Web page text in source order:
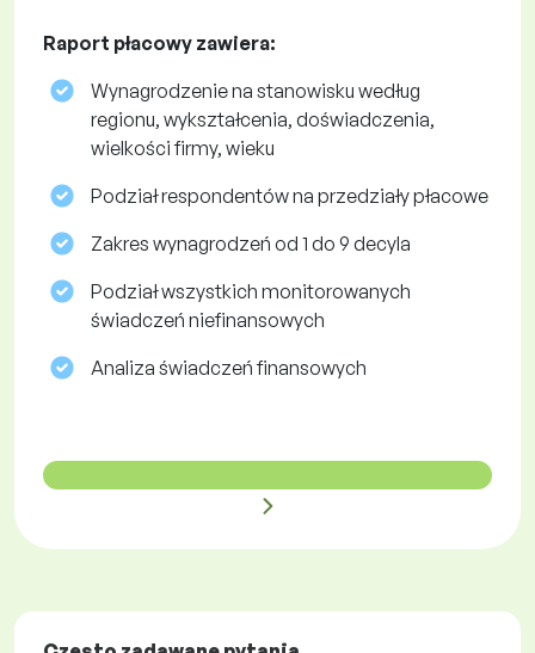
Raport płacowy zawiera:
Wynagrodzenie na stanowisku według
regionu, wykształcenia, doświadczenia,
wielkości firmy, wieku
Podział respondentów na przedziały płacowe
Zakres wynagrodzeń od 1 do 9 decyla
Podział wszystkich monitorowanych
świadczeń niefinansowych
Analiza świadczeń finansowych